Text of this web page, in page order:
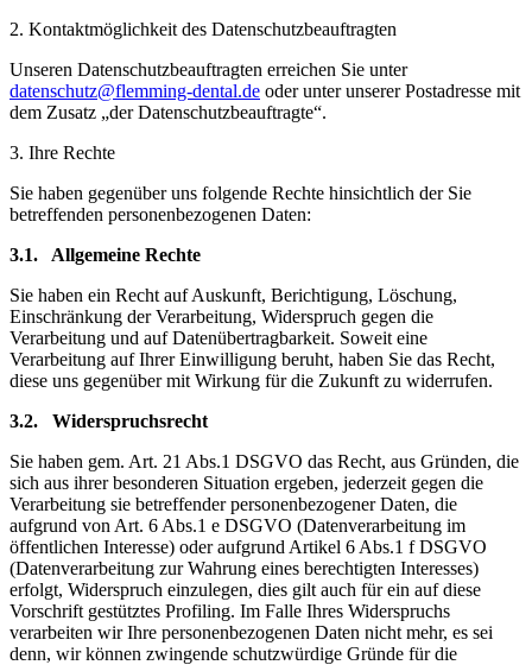
2. Kontaktmöglichkeit des Datenschutzbeauftragten
Unseren Datenschutzbeauftragten erreichen Sie unter
datenschutz@flemming-dental.de oder unter unserer Postadresse mit
dem Zusatz „der Datenschutzbeauftragte“.
3. Ihre Rechte
Sie haben gegenüber uns folgende Rechte hinsichtlich der Sie
betreffenden personenbezogenen Daten:
3.1. Allgemeine Rechte
Sie haben ein Recht auf Auskunft, Berichtigung, Löschung,
Einschränkung der Verarbeitung, Widerspruch gegen die
Verarbeitung und auf Datenübertragbarkeit. Soweit eine
Verarbeitung auf Ihrer Einwilligung beruht, haben Sie das Recht,
diese uns gegenüber mit Wirkung für die Zukunft zu widerrufen.
3.2. Widerspruchsrecht
Sie haben gem. Art. 21 Abs.1 DSGVO das Recht, aus Gründen, die
sich aus ihrer besonderen Situation ergeben, jederzeit gegen die
Verarbeitung sie betreffender personenbezogener Daten, die
aufgrund von Art. 6 Abs.1 e DSGVO (Datenverarbeitung im
öffentlichen Interesse) oder aufgrund Artikel 6 Abs.1 f DSGVO
(Datenverarbeitung zur Wahrung eines berechtigten Interesses)
erfolgt, Widerspruch einzulegen, dies gilt auch für ein auf diese
Vorschrift gestütztes Profiling. Im Falle Ihres Widerspruchs
verarbeiten wir Ihre personenbezogenen Daten nicht mehr, es sei
denn, wir können zwingende schutzwürdige Gründe für die